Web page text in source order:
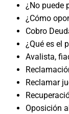
¿No puede
¿Cómo
Cobro
¿Qué es el
Avalista,
Reclamar
Oposición